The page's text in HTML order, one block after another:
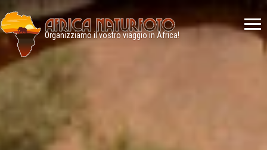
Organizziamo il vostro viaggio in Africa!
Menù
principale